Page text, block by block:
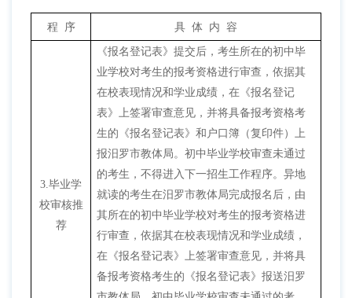
程 序 具 体 内 容
3.毕业学
校审核推
荐
《报名登记表》提交后，考生所在的初中毕
业学校对考生的报考资格进行审查，依据其
在校表现情况和学业成绩，在《报名登记
表》上签署审查意见，并将具备报考资格考
生的《报名登记表》和户口簿（复印件）上
报汨罗市教体局。初中毕业学校审查未通过
的考生，不得进入下一招生工作程序。异地
就读的考生在汨罗市教体局完成报名后，由
其所在的初中毕业学校对考生的报考资格进
行审查，依据其在校表现情况和学业成绩，
在《报名登记表》上签署审查意见，并将具
备报考资格考生的《报名登记表》报送汨罗